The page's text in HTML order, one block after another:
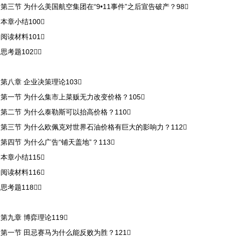
第三节 为什么美国航空集团在“9•11事件”之后宣告破产？98
本章小结100
阅读材料101
思考题102
第八章 企业决策理论103
第一节 为什么集市上菜贩无力改变价格？105
第二节 为什么泰勒斯可以抬高价格？110
第三节 为什么欧佩克对世界石油价格有巨大的影响力？112
第四节 为什么广告“铺天盖地”？113
本章小结115
阅读材料116
思考题118
第九章 博弈理论119
第一节 田忌赛马为什么能反败为胜？121